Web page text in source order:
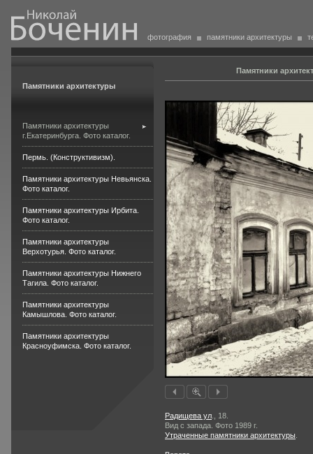
фотография памятники архитектуры
Памятники архитектуры
Памятники архитектуры
г.Екатеринбурга. Фото каталог.
Пермь. (Конструктивизм).
Памятники архитектуры Невьянска.
Фото каталог.
Памятники архитектуры Ирбита.
Фото каталог.
Памятники архитектуры
Верхотурья. Фото каталог.
Памятники архитектуры Нижнего
Тагила. Фото каталог.
Памятники архитектуры
Камышлова. Фото каталог.
Памятники архитектуры
Красноуфимска. Фото каталог.
Памятники
Радищева ул ., 18.
Вид с запада. Фото 1989 г.
Утраченные памятники архитектуры